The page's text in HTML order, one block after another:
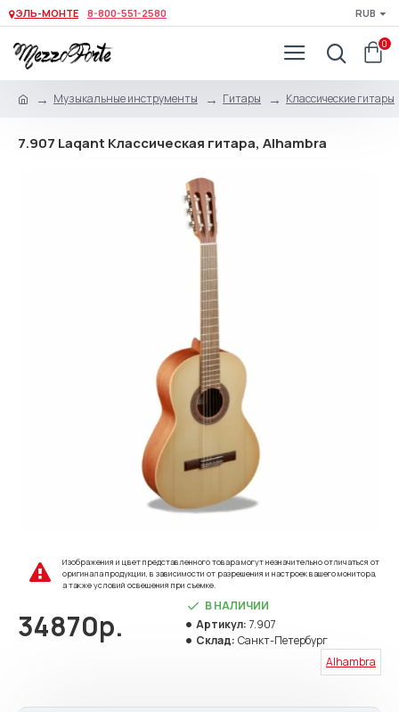
ЭЛЬ-МОНТЕ 8-800-551-2580 RUB
0
Музыкальные инструменты Гитары Классические гитары
7.907 Laqant Классическая гитара, Alhambra
Изображения и цвет представленного товара могут незначительно отличаться от
оригинала продукции, в зависимости от разрешения и настроек вашего монитора,
а также условий освещения при съемке.
34870р.
В НАЛИЧИИ
Артикул: 7.907
Склад: Санкт-Петербург
Alhambra